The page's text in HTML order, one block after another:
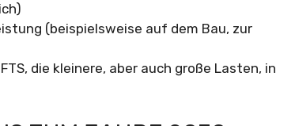
(beispielsweise auf dem Bau, zur
die kleinere, aber auch große Lasten, in